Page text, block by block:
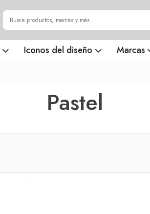
Iconos del diseño Marcas
Pastel